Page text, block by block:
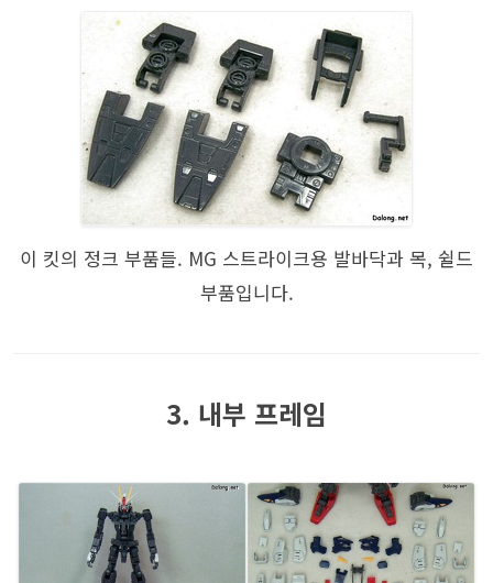
이 킷의 정크 부품들. MG 스트라이크용 발바닥과 목, 쉴드
부품입니다.
3. 내부 프레임